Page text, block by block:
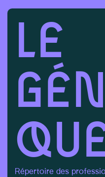
LE
Répertoire des